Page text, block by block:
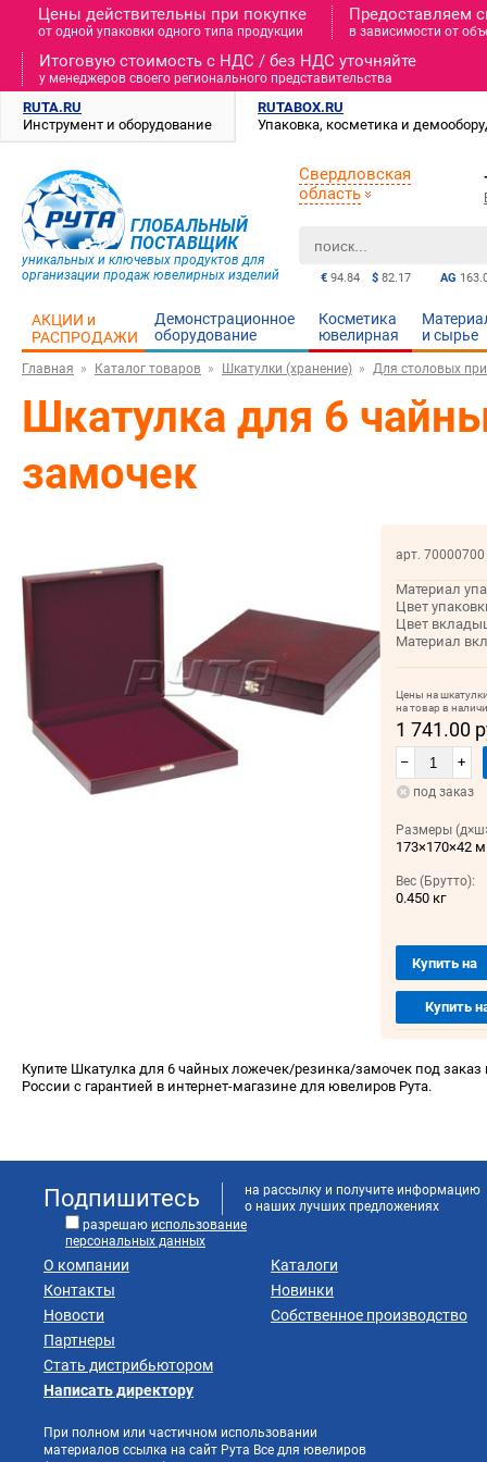
Цены действительны при покупке
от одной упаковки одного типа продукции
Предоставляем
в зависимости от
Итоговую стоимость c НДС / без НДС уточняйте
у менеджеров своего регионального представительства
RUTA.RU
Инструмент и оборудование
RUTABOX.RU
Упаковка, косметика и
ГЛОБАЛЬНЫЙ
ПОСТАВЩИК
уникальных и ключевых продуктов для
организации продаж ювелирных изделий
AG
€ 94.84 $ 82.17
Свердловская
область
АКЦИИ и
РАСПРОДАЖИ
Демонстрационное
оборудование
Косметика
ювелирная
и cырье
Главная Каталог товаров Шкатулки (хранение) Для столовых
Шкатулка для 6
замочек
арт. 70000700
Материал
Цвет
Цвет
Материал
Цены на
на товар в
1 741.00
– +
под заказ
Размеры
173×170×42
Вес (Брутто):
0.450 кг
Купить на
Купить
Купите Шкатулка для 6 чайных ложечек/резинка/замочек под заказ
России с гарантией в интернет-магазине для ювелиров Рута.
Подпишитесь
на рассылку и получите информацию
о наших лучших предложениях
разрешаю использование
персональных данных
О компании
Контакты
Новости
Партнеры
Стать дистрибьютором
Каталоги
Новинки
Собственное производство
Написать директору
При полном или частичном использовании
материалов ссылка на сайт Рута Все для ювелиров